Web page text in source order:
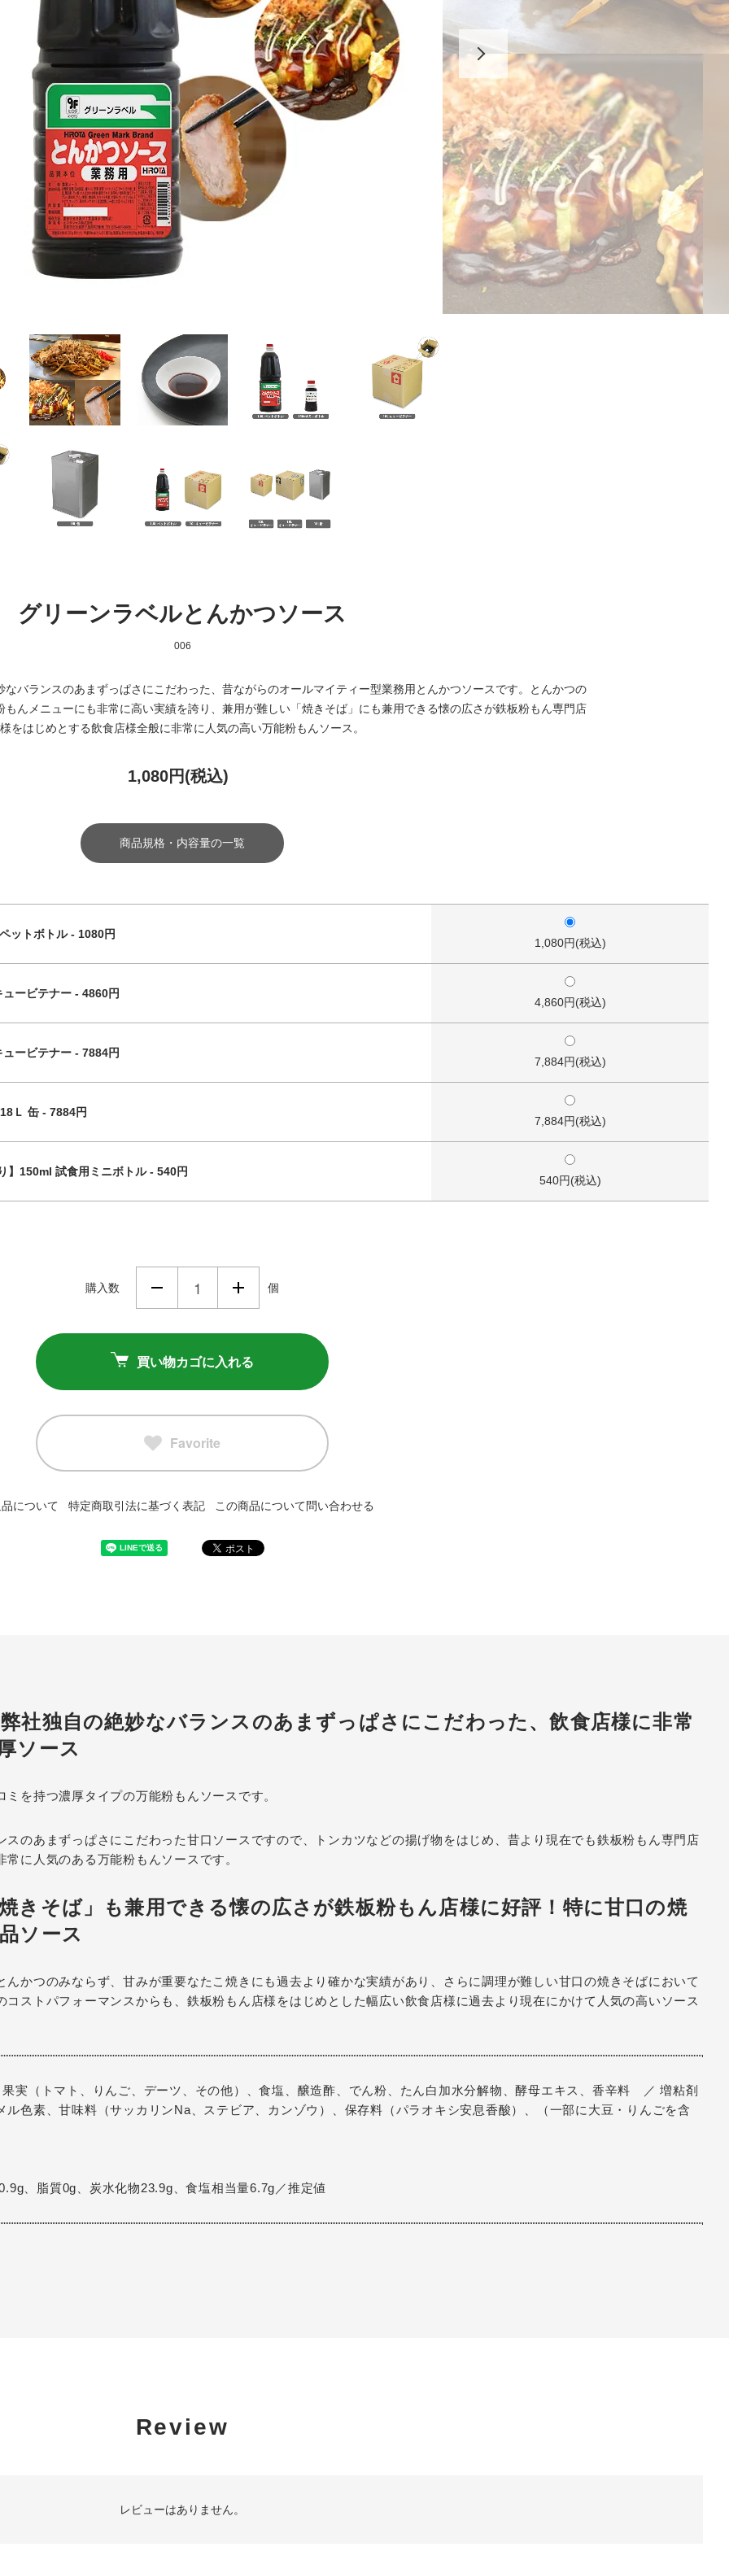
グリーンラベルとんかつソース
006
バランスのあまずっぱさにこだわった、昔ながらのオールマイティー型業務用とんかつソースです。とんかつの
んメニューにも非常に高い実績を誇り、兼用が難しい「焼きそば」にも兼用できる懐の広さが鉄板粉もん専門店
様をはじめとする飲食店様全般に非常に人気の高い万能粉もんソース。
1,080円(税込)
商品規格・内容量の一覧
ットボトル - 1080円
1,080円(税込)
ュービテナー - 4860円
4,860円(税込)
ュービテナー - 7884円
7,884円(税込)
18Ｌ 缶 - 7884円
7,884円(税込)
】150ml 試食用ミニボトル - 540円
540円(税込)
購入数 個
買い物カゴに入れる
Favorite
について 特定商取引法に基づく表記 この商品について問い合わせる
社独自の絶妙なバランスのあまずっぱさにこだわった、飲食店様に非常
ソース
を持つ濃厚タイプの万能粉もんソースです。
のあまずっぱさにこだわった甘口ソースですので、トンカツなどの揚げ物をはじめ、昔より現在でも鉄板粉もん専門店
に人気のある万能粉もんソースです。
きそば」も兼用できる懐の広さが鉄板粉もん店様に好評！特に甘口の焼
ソース
かつのみならず、甘みが重要なたこ焼きにも過去より確かな実績があり、さらに調理が難しい甘口の焼きそばにおいて
ストパフォーマンスからも、鉄板粉もん店様をはじめとした幅広い飲食店様に過去より現在にかけて人気の高いソース
実（トマト、りんご、デーツ、その他）、食塩、醸造酢、でん粉、たん白加水分解物、酵母エキス、香辛料 ／ 増粘剤
ル色素、甘味料（サッカリンNa、ステビア、カンゾウ）、保存料（パラオキシ安息香酸）、（一部に大豆・りんごを含
、脂質0g、炭水化物23.9g、食塩相当量6.7g／推定値
Review
レビューはありません。